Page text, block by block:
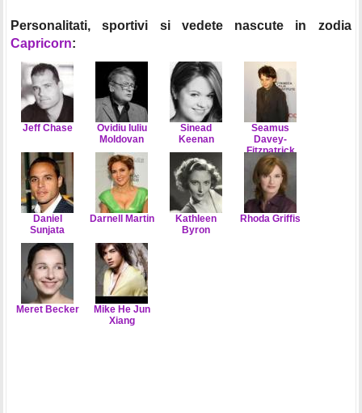
Personalitati, sportivi si vedete nascute in zodia
Capricorn:
Jeff Chase
Ovidiu Iuliu
Moldovan
Sinead
Keenan
Seamus
Davey-
Fitzpatrick
Daniel
Sunjata
Darnell Martin
Kathleen
Byron
Rhoda Griffis
Meret Becker
Mike He Jun
Xiang